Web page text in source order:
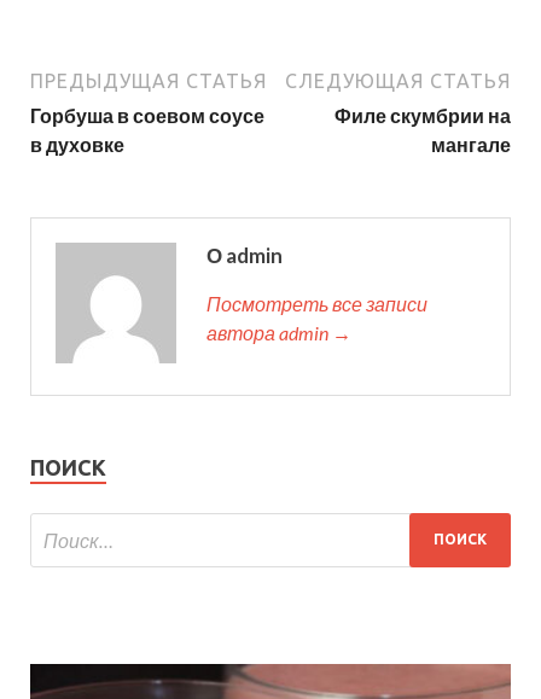
ПРЕДЫДУЩАЯ СТАТЬЯ
Горбуша в соевом соусе
в духовке
СЛЕДУЮЩАЯ СТАТЬЯ
Филе скумбрии на
мангале
О admin
Посмотреть все записи
автора admin →
ПОИСК